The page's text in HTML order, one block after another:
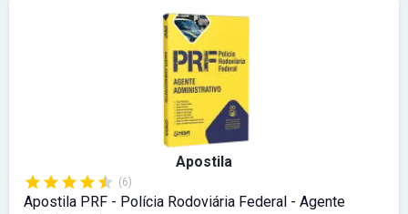
Apostila
(6)
Apostila PRF - Polícia Rodoviária Federal - Agente